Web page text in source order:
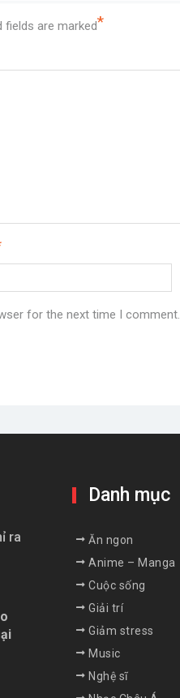
fields are marked*
for the next time I comment.
ra
Danh mục
Ăn ngon
Anime – Manga
Cuộc sống
Giải trí
Giảm stress
Music
Nghệ sĩ